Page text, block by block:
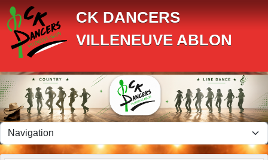
CK DANCERS
VILLENEUVE ABLON
Panneau de gestion des cookies